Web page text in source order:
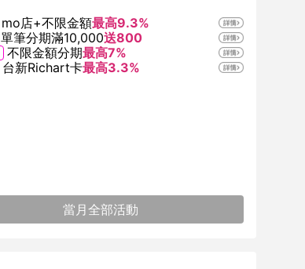
mo店+不限金額最高9.3%
單筆分期滿10,000送800
不限金額分期最高7%
台新Richart卡最高3.3%
當月全部活動